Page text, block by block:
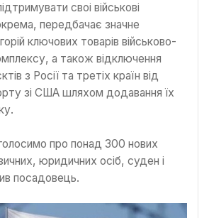
своі військові
передбачає значне
ключових товарів військово-
а також відключення
з Росії та третіх країн від
зі США шляхом додавання їх
про понад 300 нових
юридичних осіб, суден і
посадовець.